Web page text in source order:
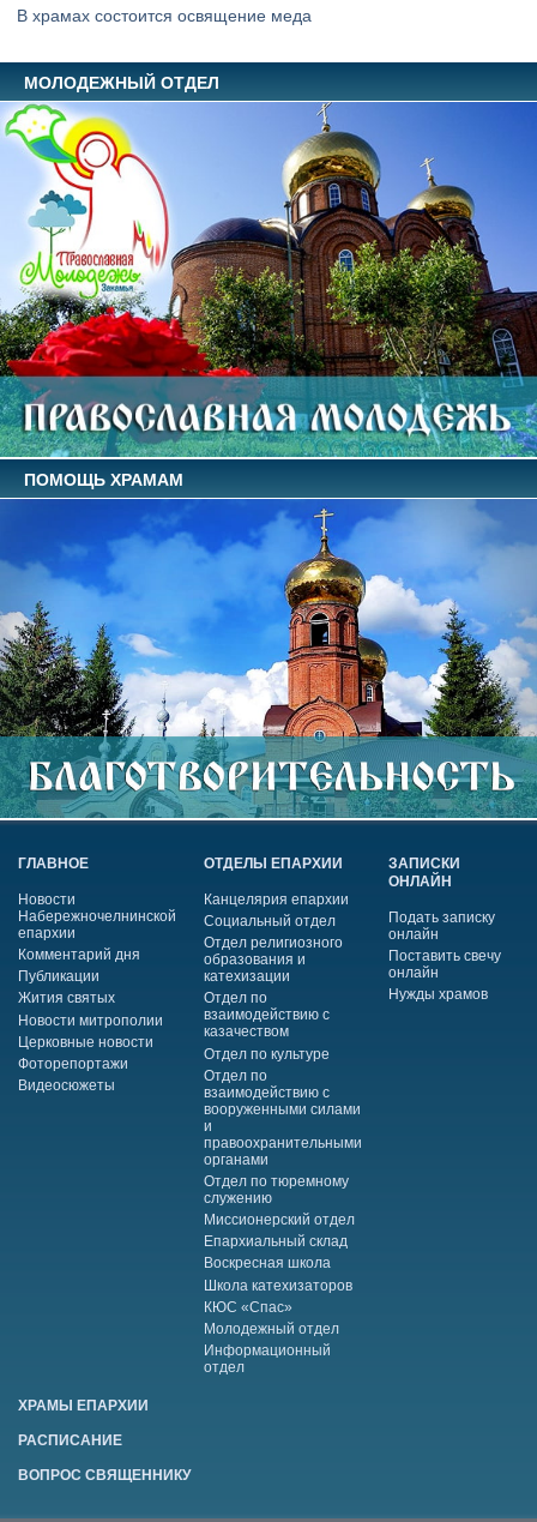
В храмах состоится освящение меда
МОЛОДЕЖНЫЙ ОТДЕЛ
ПОМОЩЬ ХРАМАМ
ГЛАВНОЕ
Новости
Набережночелнинской
епархии
Комментарий дня
Публикации
Жития святых
Новости митрополии
Церковные новости
Фоторепортажи
Видеосюжеты
ОТДЕЛЫ ЕПАРХИИ
Канцелярия епархии
Социальный отдел
Отдел религиозного
образования и
катехизации
Отдел по
взаимодействию с
казачеством
Отдел по культуре
Отдел по
взаимодействию с
вооруженными силами
и
правоохранительными
органами
Отдел по тюремному
служению
Миссионерский отдел
Епархиальный склад
Воскресная школа
Школа катехизаторов
КЮС «Спас»
Молодежный отдел
Информационный
отдел
ЗАПИСКИ
ОНЛАЙН
Подать записку
онлайн
Поставить свечу
онлайн
Нужды храмов
ХРАМЫ ЕПАРХИИ
РАСПИСАНИЕ
ВОПРОС СВЯЩЕННИКУ